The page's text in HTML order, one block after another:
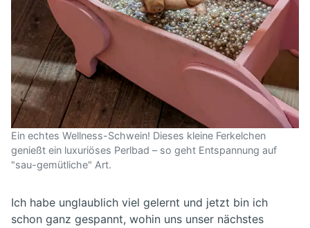
Ein echtes Wellness-Schwein! Dieses kleine Ferkelchen
genießt ein luxuriöses Perlbad – so geht Entspannung auf
"sau-gemütliche" Art.
Ich habe unglaublich viel gelernt und jetzt bin ich
schon ganz gespannt, wohin uns unser nächstes